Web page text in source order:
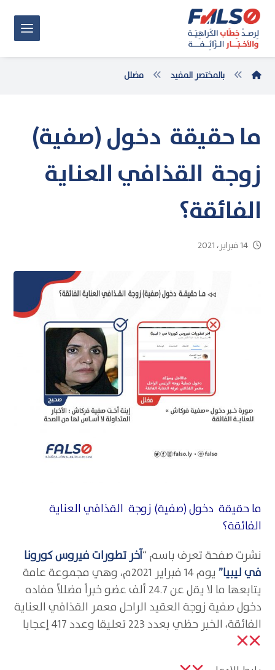
بالمختصر المفيد مضلل
ما حقيقة دخول (صفية)
زوجة القذافي العناية
الفائقة؟
14 فبراير، 2021
ما حقيقة دخول (صفية) زوجة القذافي العناية
الفائقة؟
نشرت صفحة تعرف باسم “آخر تطورات فيروس كورونا
في ليبيا”
يوم 14 فبراير 2021م، وهي مجموعة عامة
يتابعها ما لا يقل عن 24.7 ألف عضو خبراً مضللاً مفاده
دخول صفية زوجة العقيد الراحل معمر القذافي العناية
الفائقة، الخبر حظي بعدد 223 تعليقا وعدد 417 إعجابا